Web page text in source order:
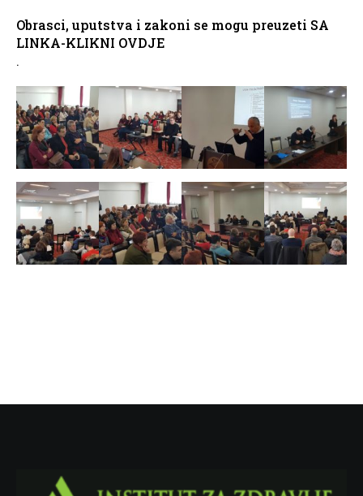
Obrasci, uputstva i zakoni se mogu preuzeti SA
LINKA-KLIKNI OVDJE
.